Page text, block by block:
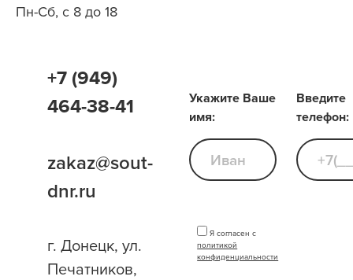
Пн-Cб, с 8 до 18
+7 (949)
464-38-41
zakaz@sout-
dnr.ru
г. Донецк, ул.
Печатников,
Укажите Ваше
имя:
Введите
телефон:
Я согласен с
политикой
конфиденциальности